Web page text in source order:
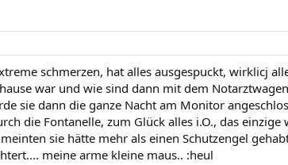
schmerzen, hat alles ausgespuckt, wirklicj
war und wie sind dann mit dem
sie dann die ganze Nacht am Monitor
die Fontanelle, zum Glück alles i.O., das
sie hätte mehr als einen Schutzengel
meine arme kleine maus.. :heul